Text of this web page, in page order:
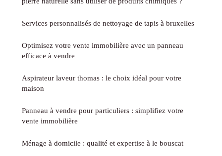
Services personnalisés de nettoyage de tapis à bruxelles
Optimisez votre vente immobilière avec un panneau
efficace à vendre
Aspirateur laveur thomas : le choix idéal pour votre
maison
Panneau à vendre pour particuliers : simplifiez votre
vente immobilière
Ménage à domicile : qualité et expertise à le bouscat